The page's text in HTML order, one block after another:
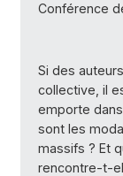
Conférence
Si des
collective, il
emporte
sont les
massifs ? Et
rencontre-t-